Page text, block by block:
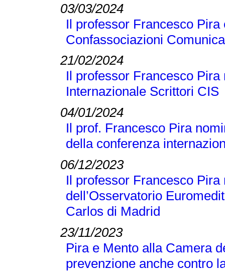
03/03/2024
Il professor Francesco
Confassociazioni
21/02/2024
Il professor Francesco
Internazionale Scrittori CIS
04/01/2024
Il prof. Francesco Pira
della conferenza
06/12/2023
Il professor Francesco
dell’Osservatorio
Carlos di Madrid
23/11/2023
Pira e Mento alla Camera
prevenzione anche contro